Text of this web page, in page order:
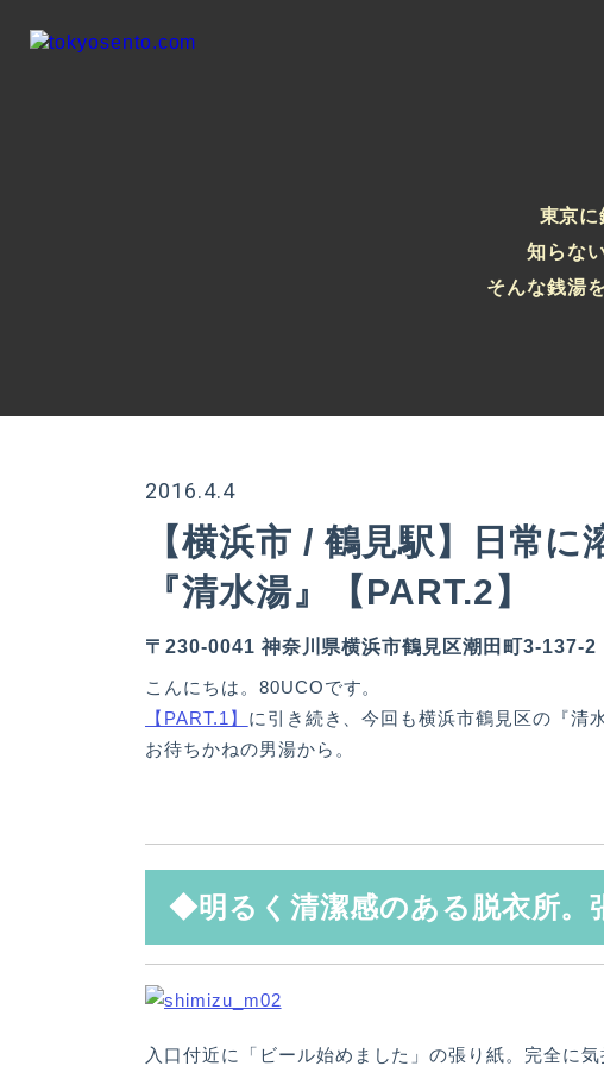
東京に
知らな
そんな銭湯
2016.4.4
【横浜市 / 鶴見駅】日常
『清水湯』【PART.2】
〒230-0041 神奈川県横浜市鶴見区潮田町3-137-2
こんにちは。80UCOです。
【PART.1】 に引き続き、今回も横浜市鶴見区の『清
お待ちかねの男湯から。
◆明るく清潔感のある脱衣所。
入口付近に「ビール始めました」の張り紙。完全に